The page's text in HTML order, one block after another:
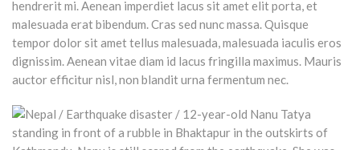
hendrerit mi. Aenean imperdiet lacus sit amet elit porta, et
malesuada erat bibendum. Cras sed nunc massa. Quisque
tempor dolor sit amet tellus malesuada, malesuada iaculis eros
dignissim. Aenean vitae diam id lacus fringilla maximus. Mauris
auctor efficitur nisl, non blandit urna fermentum nec.